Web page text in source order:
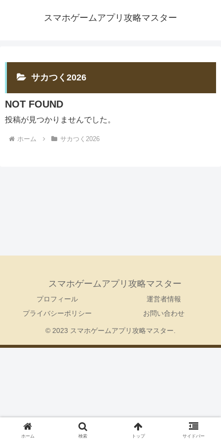
スマホゲームアプリ攻略マスター
サカつく2026
NOT FOUND
投稿が見つかりませんでした。
ホーム サカつく2026
スマホゲームアプリ攻略マスター
プロフィール
運営者情報
プライバシーポリシー
お問い合わせ
© 2023 スマホゲームアプリ攻略マスター.
ホーム 検索 トップ サイドバー